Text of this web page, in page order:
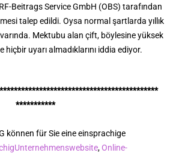
Beitrags Service GmbH (OBS) tarafından
talep edildi. Oysa normal şartlarda yıllık
Mektubu alan çift, böylesine yüksek
uyarı almadıklarını iddia ediyor.
***********
können für Sie eine einsprachige
Unternehmenswebsite,Online-